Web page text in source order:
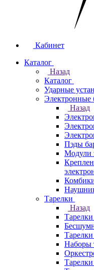
Кабинет
Каталог
Назад
Каталог
Ударные
Электронные
Назад
Пэды
Модули
Тарелки
Назад
Тарелки
Наборы